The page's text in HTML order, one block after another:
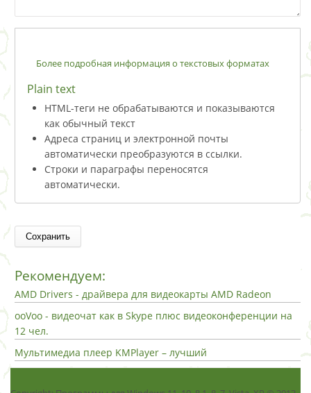
Более подробная информация о текстовых форматах
Plain text
HTML-теги не обрабатываются и показываются
как обычный текст
Адреса страниц и электронной почты
автоматически преобразуются в ссылки.
Строки и параграфы переносятся
автоматически.
Рекомендуем:
AMD Drivers - драйвера для видеокарты AMD Radeon
ooVoo - видеочат как в Skype плюс видеоконференции на
12 чел.
Мультимедиа плеер KMPlayer – лучший